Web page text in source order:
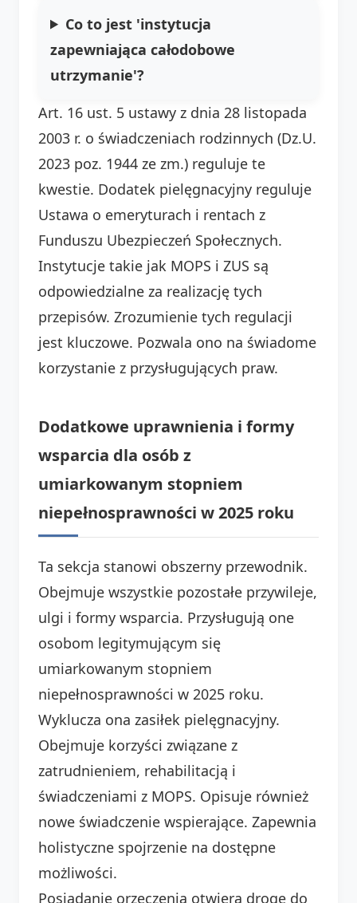
Co to jest 'instytucja
zapewniająca całodobowe
utrzymanie'?
Art. 16 ust. 5 ustawy z dnia 28 listopada
2003 r. o świadczeniach rodzinnych (Dz.U.
2023 poz. 1944 ze zm.) reguluje te
kwestie. Dodatek pielęgnacyjny reguluje
Ustawa o emeryturach i rentach z
Funduszu Ubezpieczeń Społecznych.
Instytucje takie jak MOPS i ZUS są
odpowiedzialne za realizację tych
przepisów. Zrozumienie tych regulacji
jest kluczowe. Pozwala ono na świadome
korzystanie z przysługujących praw.
Dodatkowe uprawnienia i formy
wsparcia dla osób z
umiarkowanym stopniem
niepełnosprawności w 2025 roku
Ta sekcja stanowi obszerny przewodnik.
Obejmuje wszystkie pozostałe przywileje,
ulgi i formy wsparcia. Przysługują one
osobom legitymującym się
umiarkowanym stopniem
niepełnosprawności w 2025 roku.
Wyklucza ona zasiłek pielęgnacyjny.
Obejmuje korzyści związane z
zatrudnieniem, rehabilitacją i
świadczeniami z MOPS. Opisuje również
nowe świadczenie wspierające. Zapewnia
holistyczne spojrzenie na dostępne
możliwości.
Posiadanie orzeczenia otwiera drogę do